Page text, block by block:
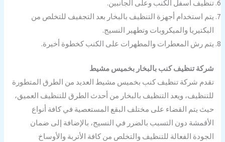
تنظيف أسفل الكنب وعلى الجانبين.
يتم استخدام أجهزة التنظيف بالبخار بعد التجفيف للتخلص من
البكتيريا والميكروبات وتطهير النسيج.
يتم رش المعطرات والمطهرات على الكنب كخطوة أخيرة.
شركة تنظيف كنب بالبخار بخميس مشيط
تقدم شركة تنظيف كنب بخميس مشيط العديد من الطرق المتطورة
للتنظيف، ويعد التنظيف بالبخار من أحدث الطرق للتنظيف العميق،
حيث يتم القضاء على مختلف البقع المستعصية في كافة أنواع
الأقمشة دون التسبب بالضرر في النسيج، بالإضافة إلى ضمان
الجودة الفعالة للتنظيف والتخلص من كافة الأتربة والأوساخ